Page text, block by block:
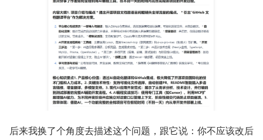
后来我换了个角度去描述这个问题，跟它说：你不应该改后